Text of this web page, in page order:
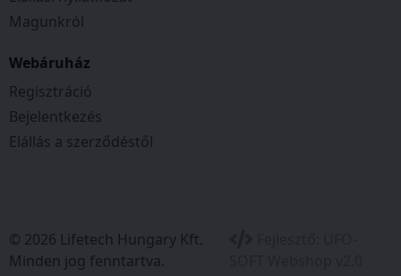
Magunkról
Webáruház
Regisztráció
Bejelentkezés
Elállás a szerződéstől
© 2026 Lifetech Hungary Kft.
Minden jog fenntartva.